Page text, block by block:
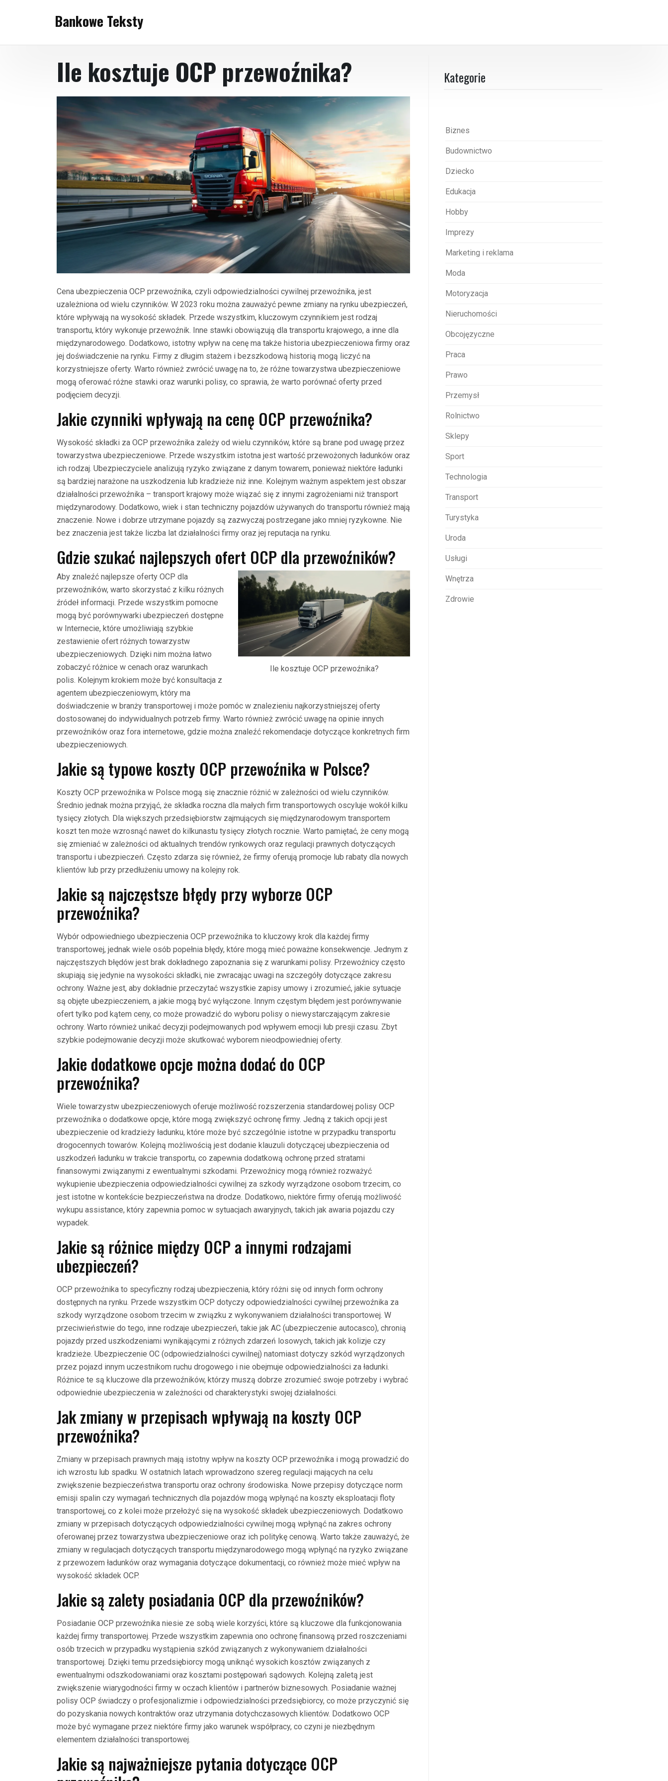
Bankowe Teksty
Ile kosztuje OCP przewoźnika?
Cena ubezpieczenia OCP przewoźnika, czyli odpowiedzialności cywilnej przewoźnika, jest
uzależniona od wielu czynników. W 2023 roku można zauważyć pewne zmiany na rynku ubezpieczeń,
które wpływają na wysokość składek. Przede wszystkim, kluczowym czynnikiem jest rodzaj
transportu, który wykonuje przewoźnik. Inne stawki obowiązują dla transportu krajowego, a inne dla
międzynarodowego. Dodatkowo, istotny wpływ na cenę ma także historia ubezpieczeniowa firmy oraz
jej doświadczenie na rynku. Firmy z długim stażem i bezszkodową historią mogą liczyć na
korzystniejsze oferty. Warto również zwrócić uwagę na to, że różne towarzystwa ubezpieczeniowe
mogą oferować różne stawki oraz warunki polisy, co sprawia, że warto porównać oferty przed
podjęciem decyzji.
Jakie czynniki wpływają na cenę OCP przewoźnika?
Wysokość składki za OCP przewoźnika zależy od wielu czynników, które są brane pod uwagę przez
towarzystwa ubezpieczeniowe. Przede wszystkim istotna jest wartość przewożonych ładunków oraz
ich rodzaj. Ubezpieczyciele analizują ryzyko związane z danym towarem, ponieważ niektóre ładunki
są bardziej narażone na uszkodzenia lub kradzieże niż inne. Kolejnym ważnym aspektem jest obszar
działalności przewoźnika – transport krajowy może wiązać się z innymi zagrożeniami niż transport
międzynarodowy. Dodatkowo, wiek i stan techniczny pojazdów używanych do transportu również mają
znaczenie. Nowe i dobrze utrzymane pojazdy są zazwyczaj postrzegane jako mniej ryzykowne. Nie
bez znaczenia jest także liczba lat działalności firmy oraz jej reputacja na rynku.
Gdzie szukać najlepszych ofert OCP dla przewoźników?
Ile kosztuje OCP przewoźnika?
Aby znaleźć najlepsze oferty OCP dla
przewoźników, warto skorzystać z kilku różnych
źródeł informacji. Przede wszystkim pomocne
mogą być porównywarki ubezpieczeń dostępne
w Internecie, które umożliwiają szybkie
zestawienie ofert różnych towarzystw
ubezpieczeniowych. Dzięki nim można łatwo
zobaczyć różnice w cenach oraz warunkach
polis. Kolejnym krokiem może być konsultacja z
agentem ubezpieczeniowym, który ma
doświadczenie w branży transportowej i może pomóc w znalezieniu najkorzystniejszej oferty
dostosowanej do indywidualnych potrzeb firmy. Warto również zwrócić uwagę na opinie innych
przewoźników oraz fora internetowe, gdzie można znaleźć rekomendacje dotyczące konkretnych firm
ubezpieczeniowych.
Jakie są typowe koszty OCP przewoźnika w Polsce?
Koszty OCP przewoźnika w Polsce mogą się znacznie różnić w zależności od wielu czynników.
Średnio jednak można przyjąć, że składka roczna dla małych firm transportowych oscyluje wokół kilku
tysięcy złotych. Dla większych przedsiębiorstw zajmujących się międzynarodowym transportem
koszt ten może wzrosnąć nawet do kilkunastu tysięcy złotych rocznie. Warto pamiętać, że ceny mogą
się zmieniać w zależności od aktualnych trendów rynkowych oraz regulacji prawnych dotyczących
transportu i ubezpieczeń. Często zdarza się również, że firmy oferują promocje lub rabaty dla nowych
klientów lub przy przedłużeniu umowy na kolejny rok.
Jakie są najczęstsze błędy przy wyborze OCP
przewoźnika?
Wybór odpowiedniego ubezpieczenia OCP przewoźnika to kluczowy krok dla każdej firmy
transportowej, jednak wiele osób popełnia błędy, które mogą mieć poważne konsekwencje. Jednym z
najczęstszych błędów jest brak dokładnego zapoznania się z warunkami polisy. Przewoźnicy często
skupiają się jedynie na wysokości składki, nie zwracając uwagi na szczegóły dotyczące zakresu
ochrony. Ważne jest, aby dokładnie przeczytać wszystkie zapisy umowy i zrozumieć, jakie sytuacje
są objęte ubezpieczeniem, a jakie mogą być wyłączone. Innym częstym błędem jest porównywanie
ofert tylko pod kątem ceny, co może prowadzić do wyboru polisy o niewystarczającym zakresie
ochrony. Warto również unikać decyzji podejmowanych pod wpływem emocji lub presji czasu. Zbyt
szybkie podejmowanie decyzji może skutkować wyborem nieodpowiedniej oferty.
Jakie dodatkowe opcje można dodać do OCP
przewoźnika?
Wiele towarzystw ubezpieczeniowych oferuje możliwość rozszerzenia standardowej polisy OCP
przewoźnika o dodatkowe opcje, które mogą zwiększyć ochronę firmy. Jedną z takich opcji jest
ubezpieczenie od kradzieży ładunku, które może być szczególnie istotne w przypadku transportu
drogocennych towarów. Kolejną możliwością jest dodanie klauzuli dotyczącej ubezpieczenia od
uszkodzeń ładunku w trakcie transportu, co zapewnia dodatkową ochronę przed stratami
finansowymi związanymi z ewentualnymi szkodami. Przewoźnicy mogą również rozważyć
wykupienie ubezpieczenia odpowiedzialności cywilnej za szkody wyrządzone osobom trzecim, co
jest istotne w kontekście bezpieczeństwa na drodze. Dodatkowo, niektóre firmy oferują możliwość
wykupu assistance, który zapewnia pomoc w sytuacjach awaryjnych, takich jak awaria pojazdu czy
wypadek.
Jakie są różnice między OCP a innymi rodzajami
ubezpieczeń?
OCP przewoźnika to specyficzny rodzaj ubezpieczenia, który różni się od innych form ochrony
dostępnych na rynku. Przede wszystkim OCP dotyczy odpowiedzialności cywilnej przewoźnika za
szkody wyrządzone osobom trzecim w związku z wykonywaniem działalności transportowej. W
przeciwieństwie do tego, inne rodzaje ubezpieczeń, takie jak AC (ubezpieczenie autocasco), chronią
pojazdy przed uszkodzeniami wynikającymi z różnych zdarzeń losowych, takich jak kolizje czy
kradzieże. Ubezpieczenie OC (odpowiedzialności cywilnej) natomiast dotyczy szkód wyrządzonych
przez pojazd innym uczestnikom ruchu drogowego i nie obejmuje odpowiedzialności za ładunki.
Różnice te są kluczowe dla przewoźników, którzy muszą dobrze zrozumieć swoje potrzeby i wybrać
odpowiednie ubezpieczenia w zależności od charakterystyki swojej działalności.
Jak zmiany w przepisach wpływają na koszty OCP
przewoźnika?
Zmiany w przepisach prawnych mają istotny wpływ na koszty OCP przewoźnika i mogą prowadzić do
ich wzrostu lub spadku. W ostatnich latach wprowadzono szereg regulacji mających na celu
zwiększenie bezpieczeństwa transportu oraz ochrony środowiska. Nowe przepisy dotyczące norm
emisji spalin czy wymagań technicznych dla pojazdów mogą wpłynąć na koszty eksploatacji floty
transportowej, co z kolei może przełożyć się na wysokość składek ubezpieczeniowych. Dodatkowo
zmiany w przepisach dotyczących odpowiedzialności cywilnej mogą wpłynąć na zakres ochrony
oferowanej przez towarzystwa ubezpieczeniowe oraz ich politykę cenową. Warto także zauważyć, że
zmiany w regulacjach dotyczących transportu międzynarodowego mogą wpłynąć na ryzyko związane
z przewozem ładunków oraz wymagania dotyczące dokumentacji, co również może mieć wpływ na
wysokość składek OCP.
Jakie są zalety posiadania OCP dla przewoźników?
Posiadanie OCP przewoźnika niesie ze sobą wiele korzyści, które są kluczowe dla funkcjonowania
każdej firmy transportowej. Przede wszystkim zapewnia ono ochronę finansową przed roszczeniami
osób trzecich w przypadku wystąpienia szkód związanych z wykonywaniem działalności
transportowej. Dzięki temu przedsiębiorcy mogą uniknąć wysokich kosztów związanych z
ewentualnymi odszkodowaniami oraz kosztami postępowań sądowych. Kolejną zaletą jest
zwiększenie wiarygodności firmy w oczach klientów i partnerów biznesowych. Posiadanie ważnej
polisy OCP świadczy o profesjonalizmie i odpowiedzialności przedsiębiorcy, co może przyczynić się
do pozyskania nowych kontraktów oraz utrzymania dotychczasowych klientów. Dodatkowo OCP
może być wymagane przez niektóre firmy jako warunek współpracy, co czyni je niezbędnym
elementem działalności transportowej.
Jakie są najważniejsze pytania dotyczące OCP
Kategorie
Biznes
Budownictwo
Dziecko
Edukacja
Hobby
Imprezy
Marketing i reklama
Moda
Motoryzacja
Nieruchomości
Obcojęzyczne
Praca
Prawo
Przemysł
Rolnictwo
Sklepy
Sport
Technologia
Transport
Turystyka
Uroda
Usługi
Wnętrza
Zdrowie